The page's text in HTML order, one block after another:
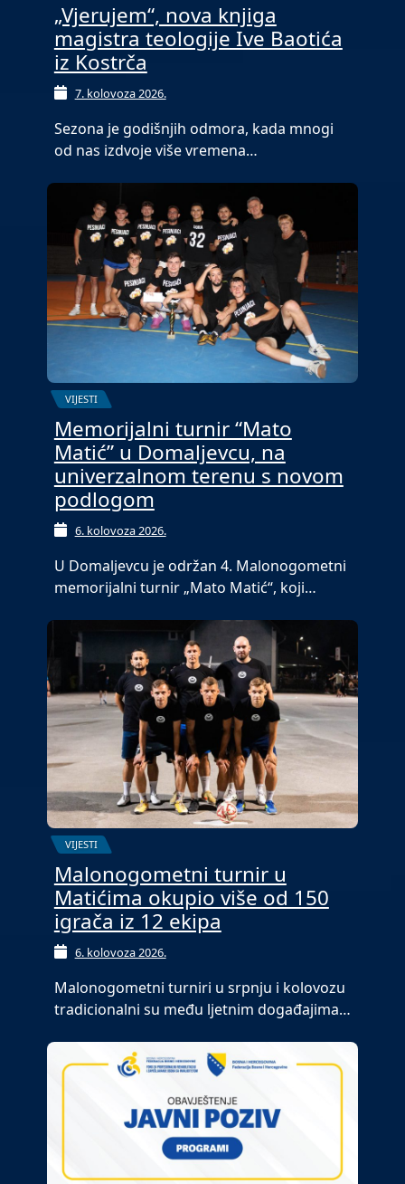
„Vjerujem“, nova knjiga
magistra teologije Ive Baotića
iz Kostrča
7. kolovoza 2026.
Sezona je godišnjih odmora, kada mnogi
od nas izdvoje više vremena…
VIJESTI
Memorijalni turnir “Mato
Matić” u Domaljevcu, na
univerzalnom terenu s novom
podlogom
6. kolovoza 2026.
U Domaljevcu je održan 4. Malonogometni
memorijalni turnir „Mato Matić“, koji…
VIJESTI
Malonogometni turnir u
Matićima okupio više od 150
igrača iz 12 ekipa
6. kolovoza 2026.
Malonogometni turniri u srpnju i kolovozu
tradicionalni su među ljetnim događajima…